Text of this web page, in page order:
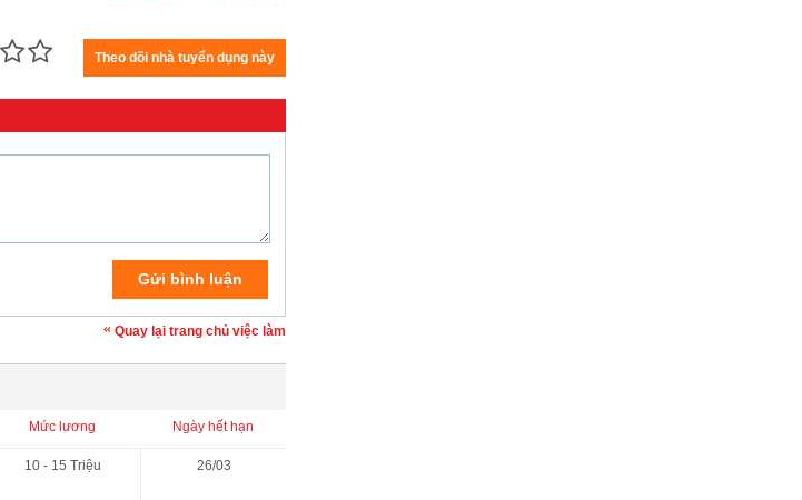
Quay lại trang chủ việc làm
Mức lương Ngày hết hạn
10 - 15 Triệu 26/03